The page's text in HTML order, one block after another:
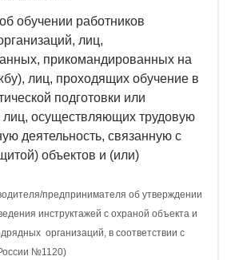
обучении работников
лиц,
прикомандированных на
лиц, проходящих обучение в
подготовки или
лиц, осуществляющих трудовую
деятельность, связанную с
объектов и (или)
предпринимателя об утверждении
инструктажей с охраной объекта и
организаций, в соответствии с
№1120)